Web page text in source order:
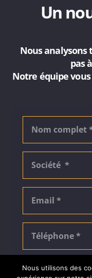
Un
Nous analysons
pas
Notre équipe
Nous utilisons des